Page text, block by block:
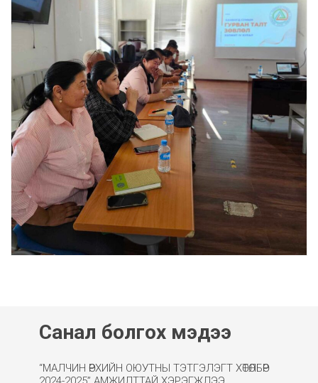
Санал болгох мэдээ
“МАЛЧИН ӨРХИЙН ОЮУТНЫ ТЭТГЭЛЭГТ ХӨТӨЛБӨР